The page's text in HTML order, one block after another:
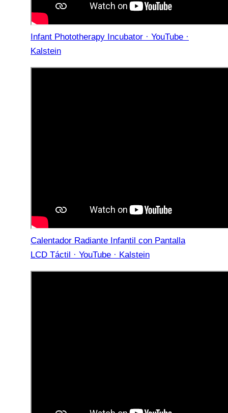
Infant Phototherapy Incubator · YouTube ·
Kalstein
Calentador Radiante Infantil con Pantalla
LCD Táctil · YouTube · Kalstein